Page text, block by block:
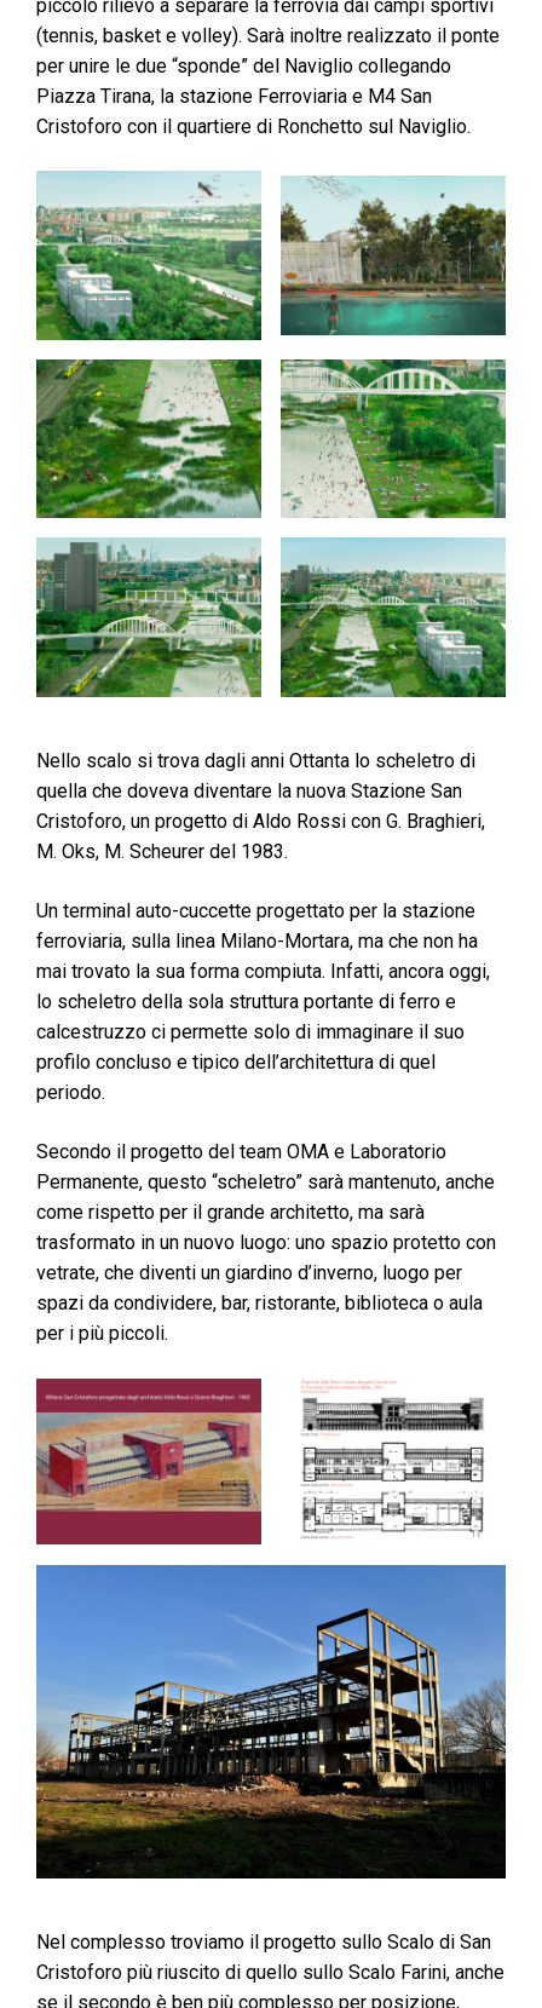
piccolo rilievo a separare la ferrovia dai campi sportivi
(tennis, basket e volley). Sarà inoltre realizzato il ponte
per unire le due “sponde” del Naviglio collegando
Piazza Tirana, la stazione Ferroviaria e M4 San
Cristoforo con il quartiere di Ronchetto sul Naviglio.
Nello scalo si trova dagli anni Ottanta lo scheletro di
quella che doveva diventare la nuova Stazione San
Cristoforo, un progetto di Aldo Rossi con G. Braghieri,
M. Oks, M. Scheurer del 1983.
Un terminal auto-cuccette progettato per la stazione
ferroviaria, sulla linea Milano-Mortara, ma che non ha
mai trovato la sua forma compiuta. Infatti, ancora oggi,
lo scheletro della sola struttura portante di ferro e
calcestruzzo ci permette solo di immaginare il suo
profilo concluso e tipico dell’architettura di quel
periodo.
Secondo il progetto del team OMA e Laboratorio
Permanente, questo “scheletro” sarà mantenuto, anche
come rispetto per il grande architetto, ma sarà
trasformato in un nuovo luogo: uno spazio protetto con
vetrate, che diventi un giardino d’inverno, luogo per
spazi da condividere, bar, ristorante, biblioteca o aula
per i più piccoli.
Nel complesso troviamo il progetto sullo Scalo di San
Cristoforo più riuscito di quello sullo Scalo Farini, anche
se il secondo è ben più complesso per posizione,